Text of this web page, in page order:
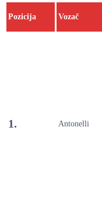
Pozicija Vozač
1. Antonelli